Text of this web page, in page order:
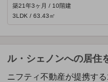
築21年3ヶ月 / 10階建
3LDK / 63.43㎡
ル・シェノンへの居住
ニフティ不動産が提携す